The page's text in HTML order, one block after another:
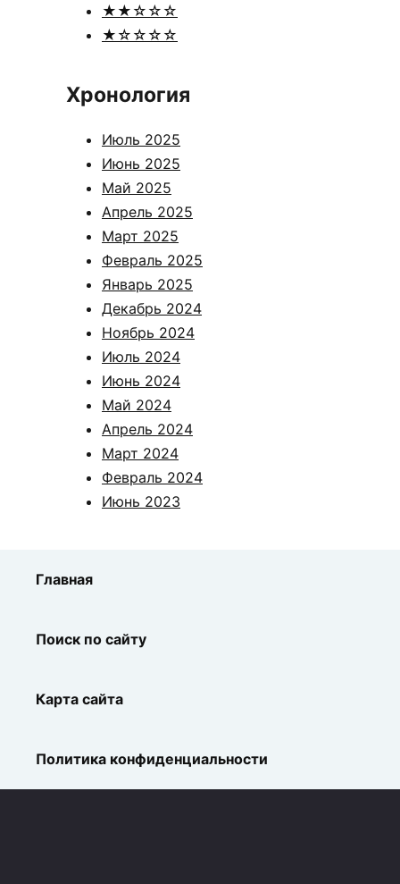
★★☆☆☆
★☆☆☆☆
Хронология
Июль 2025
Июнь 2025
Май 2025
Апрель 2025
Март 2025
Февраль 2025
Январь 2025
Декабрь 2024
Ноябрь 2024
Июль 2024
Июнь 2024
Май 2024
Апрель 2024
Март 2024
Февраль 2024
Июнь 2023
Главная
Поиск по сайту
Карта сайта
Политика конфиденциальности